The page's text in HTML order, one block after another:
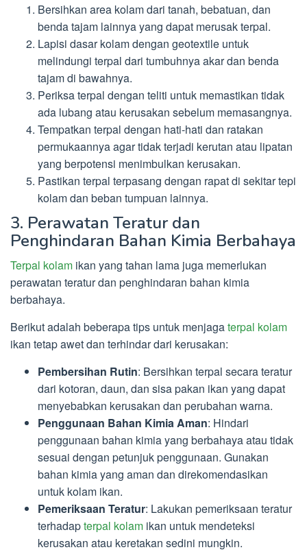
Bersihkan area kolam dari tanah, bebatuan, dan
benda tajam lainnya yang dapat merusak terpal.
Lapisi dasar kolam dengan geotextile untuk
melindungi terpal dari tumbuhnya akar dan benda
tajam di bawahnya.
Periksa terpal dengan teliti untuk memastikan tidak
ada lubang atau kerusakan sebelum memasangnya.
Tempatkan terpal dengan hati-hati dan ratakan
permukaannya agar tidak terjadi kerutan atau lipatan
yang berpotensi menimbulkan kerusakan.
Pastikan terpal terpasang dengan rapat di sekitar tepi
kolam dan beban tumpuan lainnya.
3. Perawatan Teratur dan
Penghindaran Bahan Kimia Berbahaya
Terpal kolam ikan yang tahan lama juga memerlukan
perawatan teratur dan penghindaran bahan kimia
berbahaya.
Berikut adalah beberapa tips untuk menjagaterpal kolam
ikan tetap awet dan terhindar dari kerusakan:
Pembersihan Rutin: Bersihkan terpal secara teratur
dari kotoran, daun, dan sisa pakan ikan yang dapat
menyebabkan kerusakan dan perubahan warna.
Penggunaan Bahan Kimia Aman: Hindari
penggunaan bahan kimia yang berbahaya atau tidak
sesuai dengan petunjuk penggunaan. Gunakan
bahan kimia yang aman dan direkomendasikan
untuk kolam ikan.
Pemeriksaan Teratur: Lakukan pemeriksaan teratur
terhadapterpal kolam ikan untuk mendeteksi
kerusakan atau keretakan sedini mungkin.